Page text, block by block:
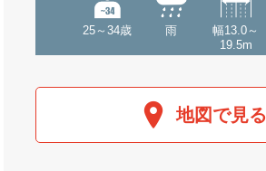
25～34歳 雨
幅13.0～
19.5m
地図で見る